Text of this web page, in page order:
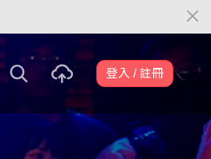
登入 / 註冊